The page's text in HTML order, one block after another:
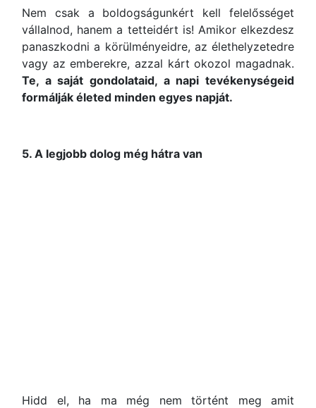
Nem csak a boldogságunkért kell felelősséget
vállalnod, hanem a tetteidért is! Amikor elkezdesz
panaszkodni a körülményeidre, az élethelyzetedre
vagy az emberekre, azzal kárt okozol magadnak.
Te, a saját gondolataid, a napi tevékenységeid
formálják életed minden egyes napját.
5. A legjobb dolog még hátra van
Hidd el, ha ma még nem történt meg amit